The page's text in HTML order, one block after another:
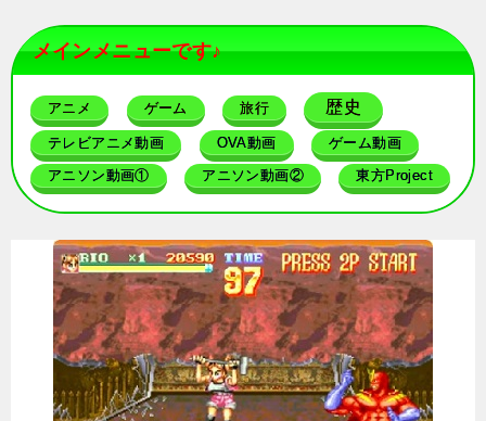
メインメニューです♪
アニメ ゲーム 旅行 歴史
テレビアニメ動画 OVA動画 ゲーム動画
アニソン動画① アニソン動画② 東方Project